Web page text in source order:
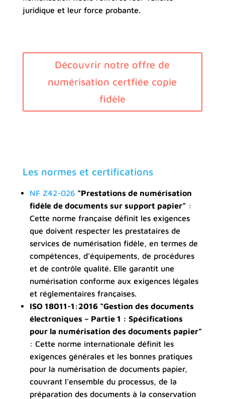
juridique et leur force probante.
Découvrir notre offre de
numérisation certfiée copie
fidèle
Les normes et certifications
NF Z42-026 “Prestations de numérisation
fidèle de documents sur support papier”:
Cette norme française définit les exigences
que doivent respecter les prestataires de
services de numérisation fidèle, en termes de
compétences, d’équipements, de procédures
et de contrôle qualité. Elle garantit une
numérisation conforme aux exigences légales
et réglementaires françaises.
ISO 18011-1:2016 “Gestion des documents
électroniques – Partie 1 : Spécifications
pour la numérisation des documents papier”
: Cette norme internationale définit les
exigences générales et les bonnes pratiques
pour la numérisation de documents papier,
couvrant l’ensemble du processus, de la
préparation des documents à la conservation